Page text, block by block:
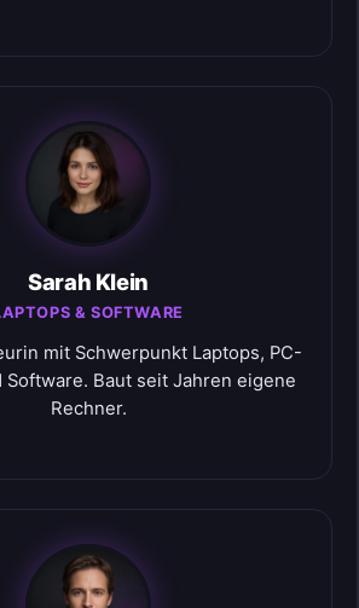
Sarah Klein
& SOFTWARE
mit Schwerpunkt Laptops, PC-
Software. Baut seit Jahren eigene
Rechner.